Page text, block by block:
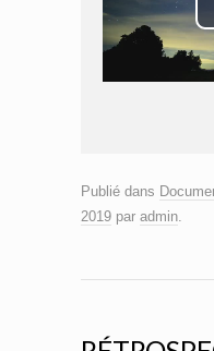
Publié dans
2019 par admin.